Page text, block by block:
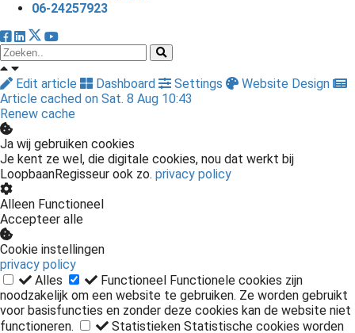
06-24257923
Edit article Dashboard Settings
Website Design
Article cached on Sat. 8 Aug 10:43
Renew cache
Ja wij gebruiken cookies
Je kent ze wel, die digitale cookies, nou dat werkt bij
LoopbaanRegisseur ook zo. privacy policy
Alleen Functioneel
Accepteer alle
Cookie instellingen
privacy policy
Alles
Functioneel Functionele cookies zijn
noodzakelijk om een website te gebruiken. Ze worden gebruikt
voor basisfuncties en zonder deze cookies kan de website niet
functioneren.
Statistieken Statistische cookies worden